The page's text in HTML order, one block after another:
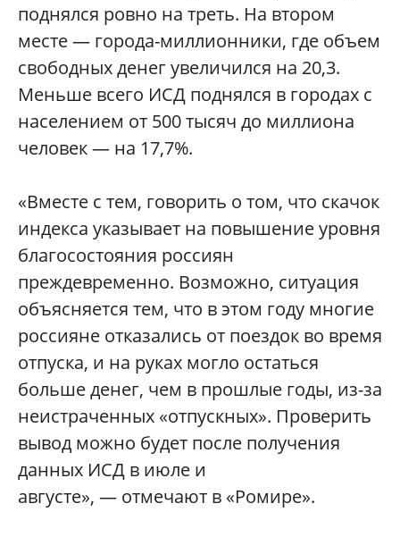
поднялся ровно на треть. На втором
месте — города-миллионники, где объем
свободных денег увеличился на 20,3.
Меньше всего ИСД поднялся в городах с
населением от 500 тысяч до миллиона
человек — на 17,7%.
«Вместе с тем, говорить о том, что скачок
индекса указывает на повышение уровня
благосостояния россиян
преждевременно. Возможно, ситуация
объясняется тем, что в этом году многие
россияне отказались от поездок во время
отпуска, и на руках могло остаться
больше денег, чем в прошлые годы, из-за
неистраченных «отпускных». Проверить
вывод можно будет после получения
данных ИСД в июле и
августе», — отмечают в «Ромире».